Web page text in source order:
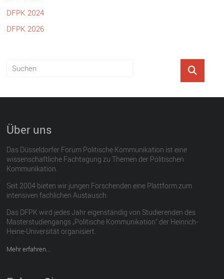
DFPK 2024
DFPK 2026
Über uns
Das Düsseldorfer Forum Politische Kommunikation ist eine
wissenschaftliche Fachtagung zu Themen der Politischen
Kommunikation.
Seit 2004 bieten wir jungen Forschenden eine Plattform zum
intensiven fachlichen Austausch.
Das DFPK wird jedes Jahr eigenständig von Studierenden des
Masterstudiengangs „Politische Kommunikation“ der Heinrich-
Heine-Universität organisiert.
Mehr erfahren...